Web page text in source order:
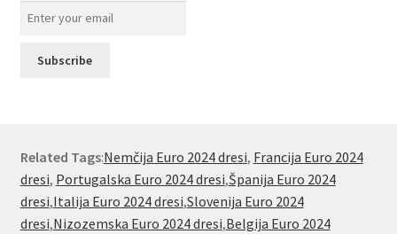
Related Tags:Nemčija Euro 2024 dresi, Francija Euro 2024
dresi, Portugalska Euro 2024 dresi,Španija Euro 2024
dresi,Italija Euro 2024 dresi,Slovenija Euro 2024
dresi,Nizozemska Euro 2024 dresi,Belgija Euro 2024